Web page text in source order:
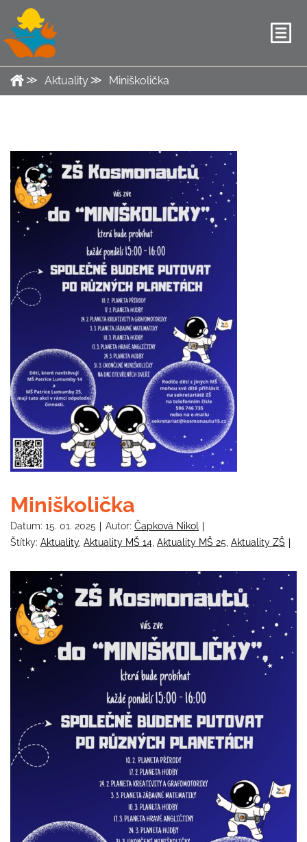
Aktuality Miniškolička
Miniškolička
Datum: 15. 01. 2025 Autor: Čapková Nikol
Štítky: Aktuality, Aktuality MŠ 14 Aktuality MŠ 25 Aktuality ZŠ